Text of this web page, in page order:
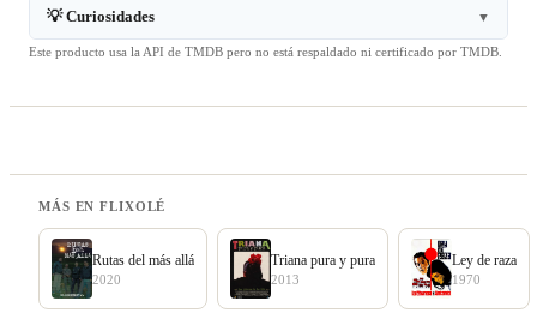
💡 Curiosidades ▼
Este producto usa la API de TMDB pero no está respaldado ni certificado por TMDB.
MÁS EN FLIXOLÉ
Rutas del más allá
2020
Triana pura y pura
2013
Ley de raza
1970